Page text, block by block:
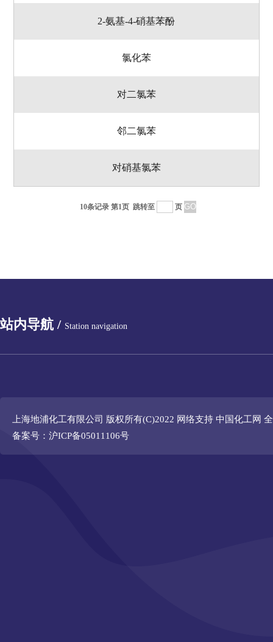
2-氨基-4-硝基苯酚
氯化苯
对二氯苯
邻二氯苯
对硝基氯苯
10条记录 第1页 跳转至 页
站内导航 / Station navigation
上海地浦化工有限公司 版权所有(C)2022 网络支持 中国化工网
备案号：沪ICP备05011106号